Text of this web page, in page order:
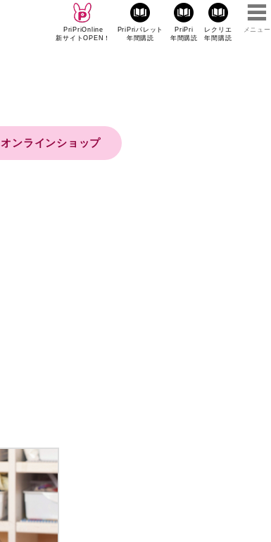
PriPriOnline
新サイトOPEN！
PriPriパレット
年間購読
PriPri
年間購読
レクリエ
年間購読
メニュー
オンラインショップ